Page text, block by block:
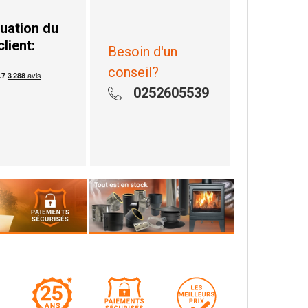
du
Besoin d'un
conseil?
0252605539